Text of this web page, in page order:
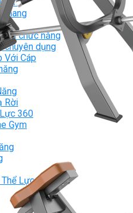
hồi chức năng
chuyên dụng
Với Cáp
Rời
360
Gym
Lực